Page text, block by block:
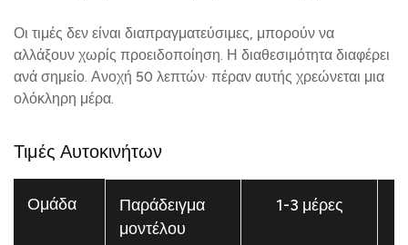
Οι τιμές δεν είναι διαπραγματεύσιμες, μπορούν να
αλλάξουν χωρίς προειδοποίηση. Η διαθεσιμότητα διαφέρει
ανά σημείο. Ανοχή 50 λεπτών· πέραν αυτής χρεώνεται μια
ολόκληρη μέρα.
Τιμές Αυτοκινήτων
Ομάδα
Παράδειγμα
μοντέλου
1-3 μέρες